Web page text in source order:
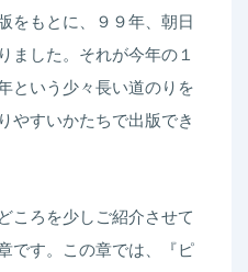
をもとに、９９年、朝日
ました。それが今年の１
という少々長い道のりを
やすいかたちで出版でき
ころを少しご紹介させて
です。この章では、『ピ